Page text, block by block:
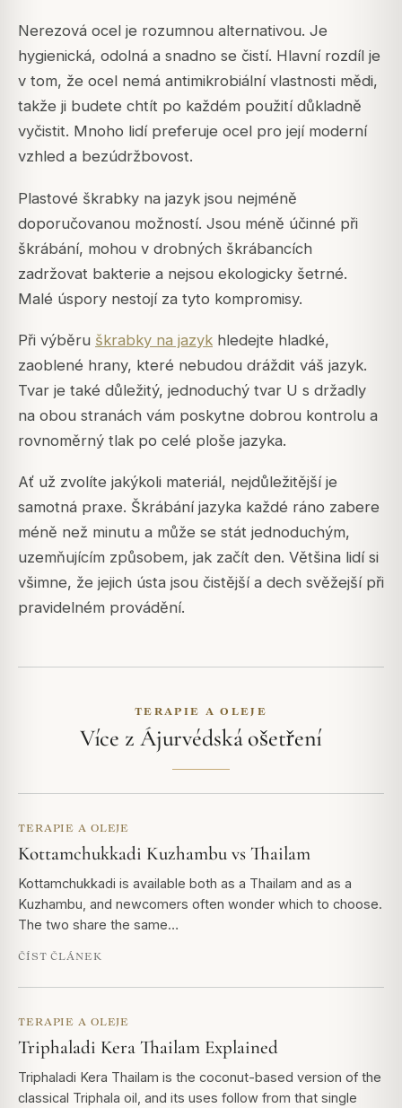
Nerezová ocel je rozumnou alternativou. Je
hygienická, odolná a snadno se čistí. Hlavní rozdíl je
v tom, že ocel nemá antimikrobiální vlastnosti mědi,
takže ji budete chtít po každém použití důkladně
vyčistit. Mnoho lidí preferuje ocel pro její moderní
vzhled a bezúdržbovost.
Plastové škrabky na jazyk jsou nejméně
doporučovanou možností. Jsou méně účinné při
škrábání, mohou v drobných škrábancích
zadržovat bakterie a nejsou ekologicky šetrné.
Malé úspory nestojí za tyto kompromisy.
Při výběru škrabky na jazyk hledejte hladké,
zaoblené hrany, které nebudou dráždit váš jazyk.
Tvar je také důležitý, jednoduchý tvar U s držadly
na obou stranách vám poskytne dobrou kontrolu a
rovnoměrný tlak po celé ploše jazyka.
Ať už zvolíte jakýkoli materiál, nejdůležitější je
samotná praxe. Škrábání jazyka každé ráno zabere
méně než minutu a může se stát jednoduchým,
uzemňujícím způsobem, jak začít den. Většina lidí si
všimne, že jejich ústa jsou čistější a dech svěžejší při
pravidelném provádění.
TERAPIE A OLEJE
Více z Ájurvédská ošetření
TERAPIE A OLEJE
Kottamchukkadi Kuzhambu vs Thailam
Kottamchukkadi is available both as a Thailam and as a
Kuzhambu, and newcomers often wonder which to choose.
The two share the same…
ČÍST ČLÁNEK
TERAPIE A OLEJE
Triphaladi Kera Thailam Explained
Triphaladi Kera Thailam is the coconut-based version of the
classical Triphala oil, and its uses follow from that single